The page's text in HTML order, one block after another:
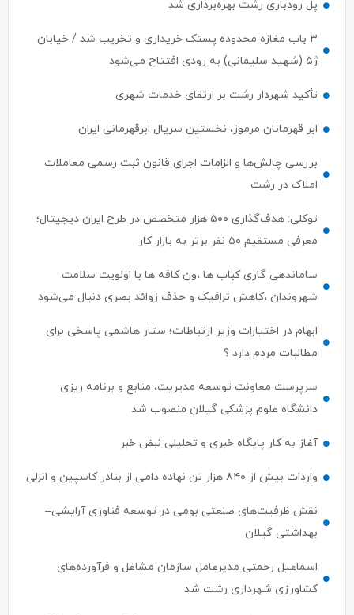
پل رودباری رشت بهره‌برداری شد
۳ باب مغازه محدوده پستک خریداری و تخریب شد / خیابان
ژ۵ (شهید سلیمانی) به زودی افتتاح می‌شود
تأکید شهردار رشت بر ارتقای خدمات شهری
ابر قهرمانان مرموز، نخستین سریال ابرقهرمانی ایران
بررسی چالش‌ها و الزامات اجرای قانون ثبت رسمی معاملات
املاک در رشت
توکلی: هدف‌گذاری ۵۰۰ هزار متخصص در طرح ایران دیجیتال؛
معرفی مستقیم ۵۰ نفر برتر به بازار کار
ساماندهی گاری کباب ها ،ون کافه ها با اولویت سلامت
شهروندان ،کاهش ترافیک و حذف زوائد بصری دنبال می‌شود
ابهام در اختیارات وزیر ارتباطات؛ ستار هاشمی پاسخی برای
مطالبات مردم دارد ؟
سرپرست معاونت توسعه مدیریت، منابع و برنامه ریزی
دانشگاه علوم پزشکی گیلان منصوب شد
آغاز به کار پایگاه خبری و تحلیلی نبض خبر
واردات بیش از ۸۴۰ هزار تن نهاده دامی از بنادر كاسپین و انزلی
نقش ظرفیت‌های صنعتی بومی در توسعه فناوری آرایشی–
بهداشتی گیلان
اسماعیل رحمتی مدیرعامل سازمان مشاغل و فرآورده‌های
کشاورزی شهرداری رشت شد